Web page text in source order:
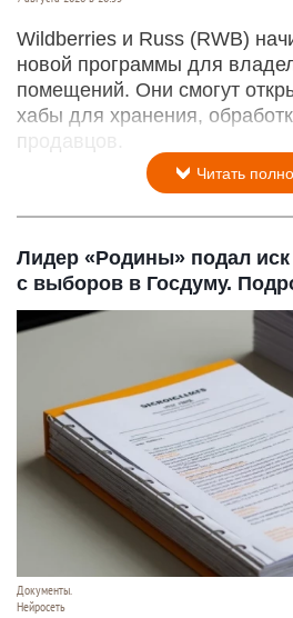
Wildberries и Russ (RWB)
новой программы для
помещений. Они смогут
хабы для хранения,
продавцов.
Читать
Лидер «Родины» подал
с выборов в Госдуму.
Документы.
Нейросеть